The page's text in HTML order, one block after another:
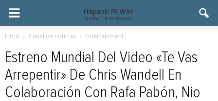
Inicio Canal de noticias Entertainment
Estreno Mundial Del Video «Te Vas
Arrepentir» De Chris Wandell En
Colaboración Con Rafa Pabón, Nio